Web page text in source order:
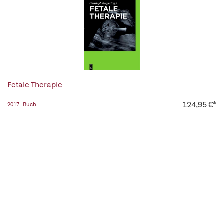
Fetale Therapie
2017 | Buch 124,95 €*